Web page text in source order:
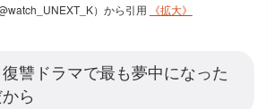
）から引用 《拡大》
復讐ドラマで最も夢中になった
ら